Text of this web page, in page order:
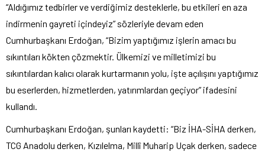
“Aldığımız tedbirler ve verdiğimiz desteklerle, bu etkileri en aza
indirmenin gayreti içindeyiz” sözleriyle devam eden
Cumhurbaşkanı Erdoğan, “Bizim yaptığımız işlerin amacı bu
sıkıntıları kökten çözmektir. Ülkemizi ve milletimizi bu
sıkıntılardan kalıcı olarak kurtarmanın yolu, işte açılışını yaptığımız
bu eserlerden, hizmetlerden, yatırımlardan geçiyor” ifadesini
kullandı.
Cumhurbaşkanı Erdoğan, şunları kaydetti: “Biz İHA-SİHA derken,
TCG Anadolu derken, Kızılelma, Millî Muharip Uçak derken, sadece